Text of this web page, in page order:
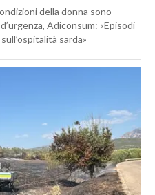
della donna sono
Adiconsum: «Episodi
sarda»